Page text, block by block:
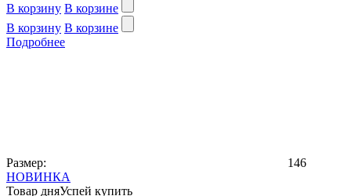
В корзину В корзине
В корзину В корзине
Подробнее
Размер:
146
НОВИНКА
Товар дняУспей купить